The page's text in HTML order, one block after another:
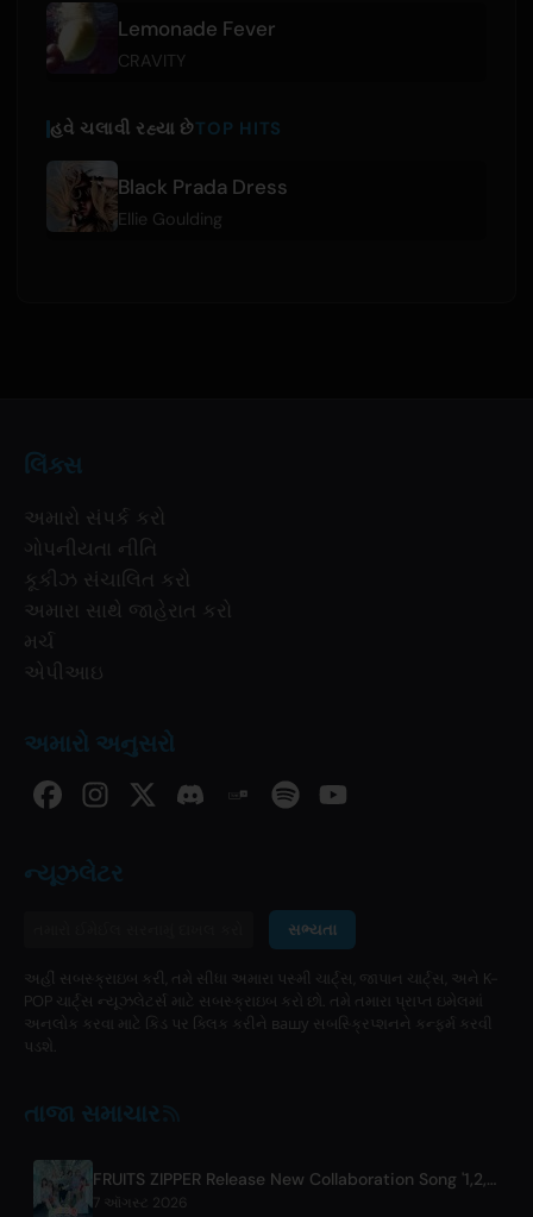
Lemonade Fever
CRAVITY
હવે ચલાવી રહ્યા છેTOP HITS
Black Prada Dress
Ellie Goulding
લિંક્સ
અમારો સંપર્ક કરો
ગોપનીયતા નીતિ
કૂકીઝ સંચાલિત કરો
અમારા સાથે જાહેરાત કરો
મર્ચ
એપીઆઇ
અમારો અનુસરો
ન્યૂઝલેટર
સભ્યતા
અહીં સબસ્ક્રાઇબ કરી, તમે સીધા અમારા પસ્મી ચાર્ટ્સ, જાપાન ચાર્ટ્સ, અને K-
POP ચાર્ટ્સ ન્યૂઝલેટર્સ માટે સબસ્ક્રાઇબ કરો છો. તમે તમારા પ્રાપ્ત ઇમેલમાં
અનલોક કરવા માટે કિડ પર ક્લિક કરીને вашу સબસ્ક્રિપ્શનને કન્ફર્મ કરવી
પડશે.
તાજા સમાચાર
FRUITS ZIPPER Release New Collaboration Song '1,2,3,FOOOOUR'
7 ઑગસ્ટ 2026